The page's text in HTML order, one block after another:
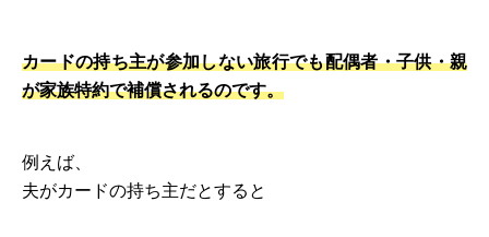
カードの持ち主が参加しない旅行でも配偶者・子供・親
が家族特約で補償されるのです。
例えば、
夫がカードの持ち主だとすると